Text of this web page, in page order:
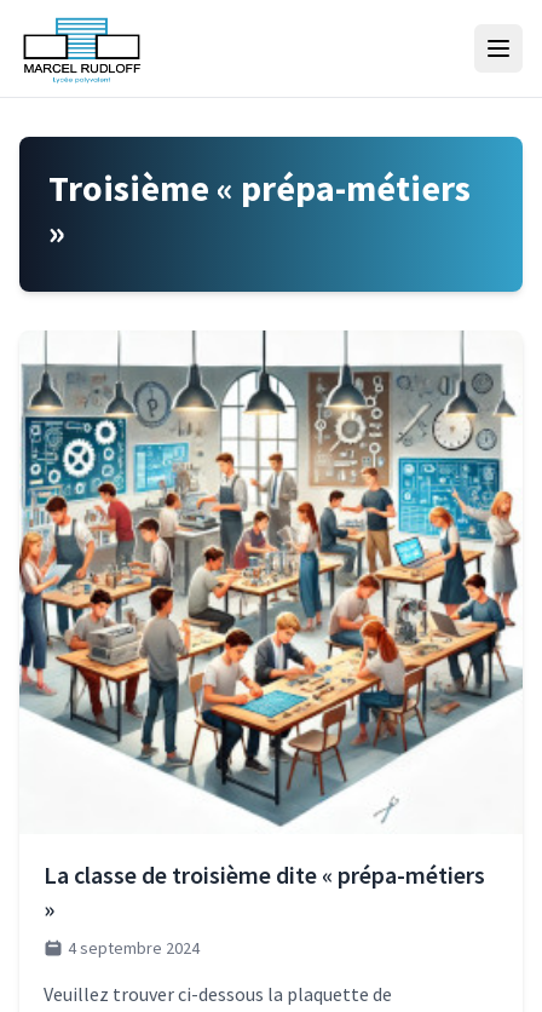
Skip to content
Troisième « prépa-métiers
»
La classe de troisième dite « prépa-métiers
»
4 septembre 2024
Veuillez trouver ci-dessous la plaquette de